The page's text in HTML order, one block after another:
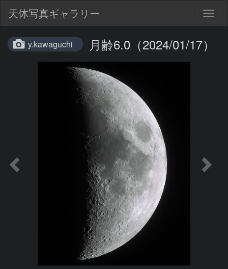
天体写真ギャラリー
y.kawaguchi 月齢6.0（2024/01/17）